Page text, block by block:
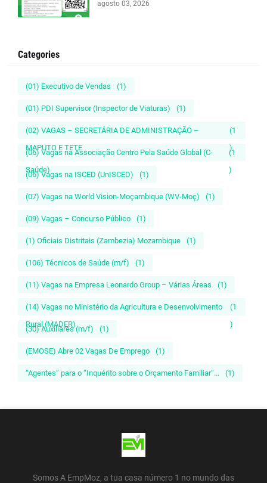
agosto 03, 2026
Categories
(01) Executivo de Vendas (1)
(01) PDI Supervisor (Inspector de Viaturas) (1)
(02) VAGAS – SECRETÁRIA DE ADMINISTRAÇÃO –
MAPUTO E TETE
(1
)
(06) Vagas na Associação Centro Pela Saúde Global (C-
Saúde)
(1
)
(06) Vagas na ISCED (UnISCED) (1)
(07) Vagas na World Vision-Moçambique (WV-Moç) (1)
(09) Vagas – Concurso Público (1)
(1) Oficiais Distritais (Zambezia) Mozambique (1)
(106) Técnicos de Saúde (m/f) (1)
(11) Vagas na Empresa Leonardo Group – Várias Áreas (1)
(14) Vagas no Ministério da Agricultura e Desenvolvimento
Rural (MADER)
(1
)
(30) Auxiliares (m/f) (1)
(EMOSE) Abre 02 Vagas De Emprego (1)
“Agentes” para o “Inquérito sobre o Orçamento Familiar”... (1)
Somos A EmpMoz, a tua casa número 1 no mundo das